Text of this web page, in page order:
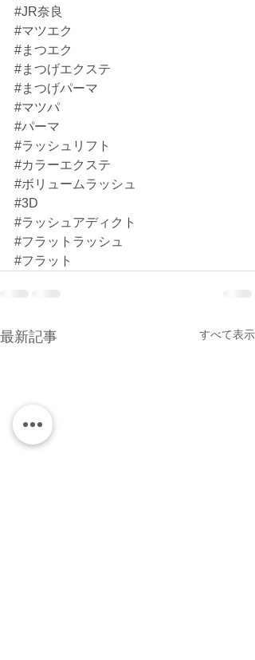
#JR奈良
#マツエク
#まつエク
#まつげエクステ
#まつげパーマ
#マツパ
#パーマ
#ラッシュリフト
#カラーエクステ
#ボリュームラッシュ
#3D
#ラッシュアディクト
#フラットラッシュ
#フラット
最新記事 すべて表示